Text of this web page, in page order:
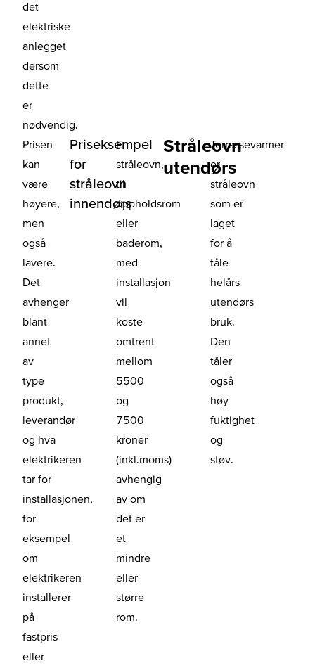
det
elektriske
anlegget
dersom
dette
er
nødvendig.
Prisen
kan
være
høyere,
men
også
lavere.
Det
avhenger
blant
annet
av
type
produkt,
leverandør
og hva
elektrikeren
tar for
installasjonen,
for
eksempel
om
elektrikeren
installerer
på
fastpris
eller
Priseksempel
for
stråleovn
innendørs
En
stråleovn,
til
oppholdsrom
eller
baderom,
med
installasjon
vil
koste
omtrent
mellom
5500
og
7500
kroner
(inkl.moms)
avhengig
av om
det er
et
mindre
eller
større
rom.
Stråleovn
utendørs
Terrassevarmer
er
stråleovn
som er
laget
for å
tåle
helårs
utendørs
bruk.
Den
tåler
også
høy
fuktighet
og
støv.